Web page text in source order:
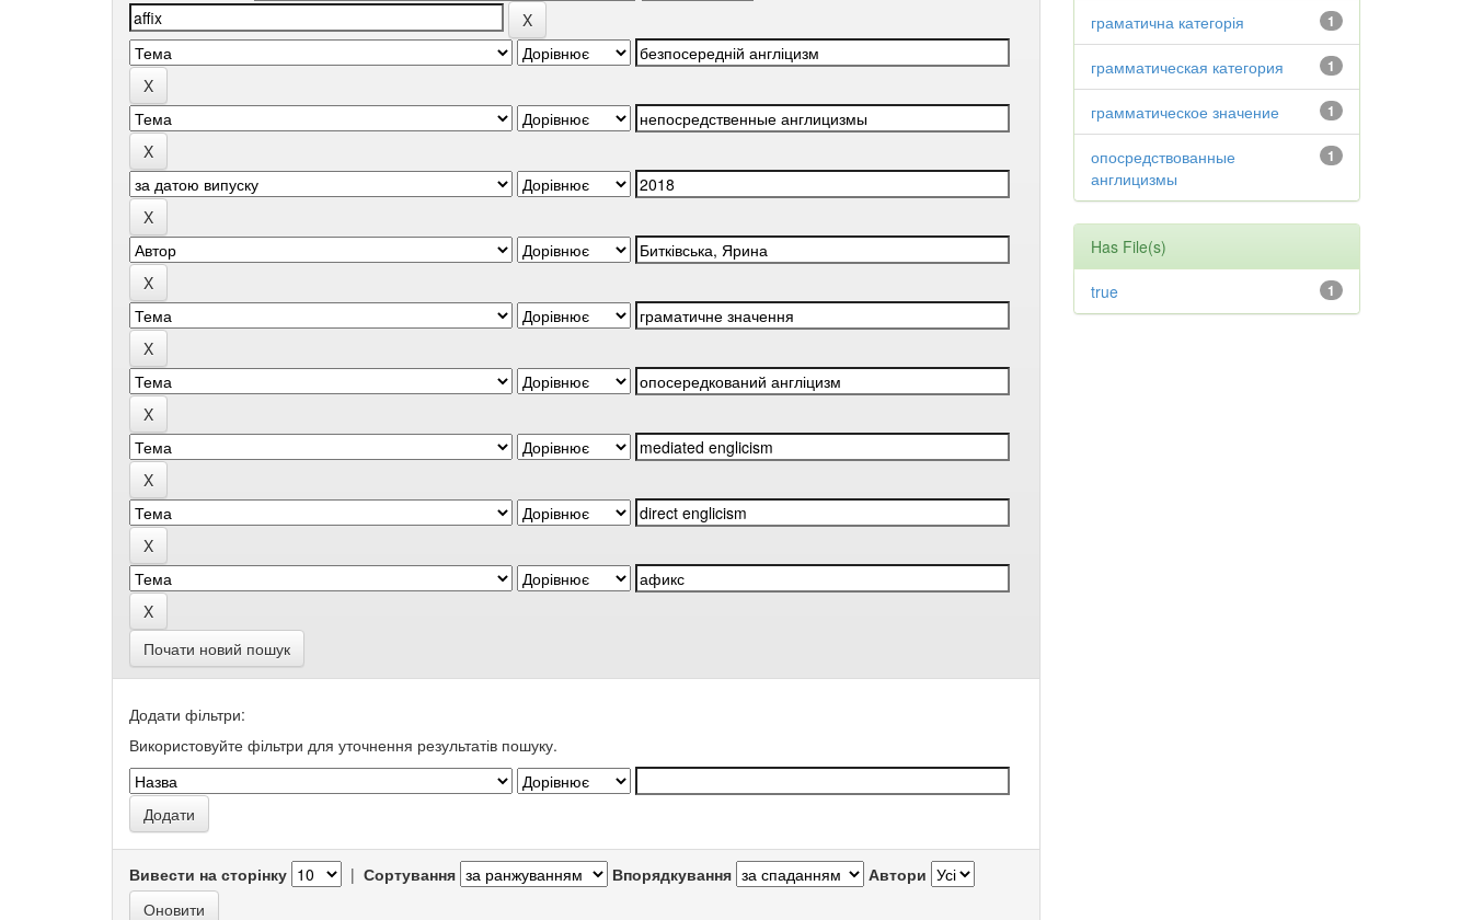
Почати новий пошук
Додати фільтри:
Використовуйте фільтри для уточнення результатів пошуку.
Вивести на сторінку | Сортування Впорядкування Автори
1
граматична категорія
1
грамматическая категория
1
грамматическое значение
1
опосредствованные
англицизмы
Has File(s)
1
true